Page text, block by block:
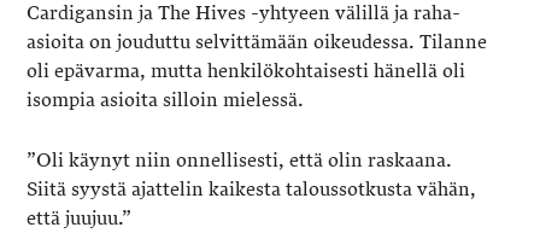
Cardigansin ja The Hives -yhtyeen välillä ja raha-
asioita on jouduttu selvittämään oikeudessa. Tilanne
oli epävarma, mutta henkilökohtaisesti hänellä oli
isompia asioita silloin mielessä.
”Oli käynyt niin onnellisesti, että olin raskaana.
Siitä syystä ajattelin kaikesta taloussotkusta vähän,
että juujuu.”